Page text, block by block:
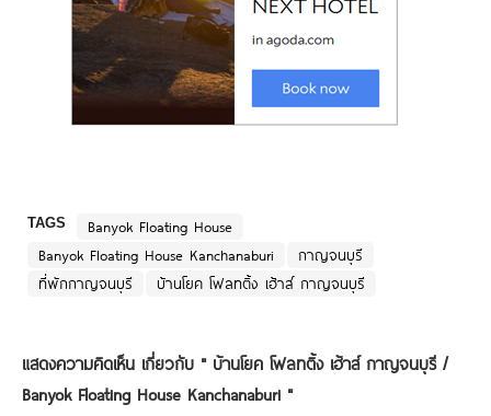
TAGS
Banyok Floating House
Banyok Floating House Kanchanaburi
กาญจนบุรี
ที่พักกาญจนบุรี
บ้านโยค โฟลทติ้ง เฮ้าส์ กาญจนบุรี
แสดงความคิดเห็น เกี่ยวกับ " บ้านโยค โฟลทติ้ง เฮ้าส์ กาญจนบุรี /
Banyok Floating House Kanchanaburi "